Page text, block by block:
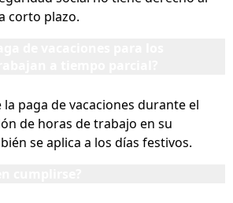
corto plazo.
paga de vacaciones durante el
de horas de trabajo en su
se aplica a los días festivos.